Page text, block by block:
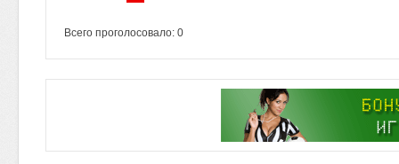
Всего проголосовало: 0